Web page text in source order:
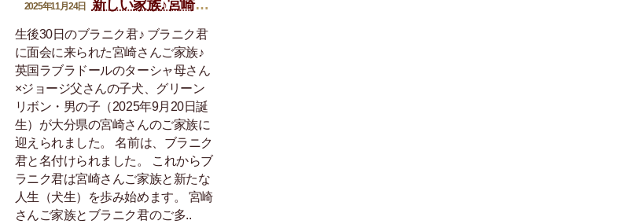
2025年11月24日 新しい家族♪宮崎ブラニク君
生後30日のブラニク君♪ ブラニク君
に面会に来られた宮崎さんご家族♪
英国ラブラドールのターシャ母さん
×ジョージ父さんの子犬、グリーン
リボン・男の子（2025年9月20日誕
生）が大分県の宮崎さんのご家族に
迎えられました。 名前は、ブラニク
君と名付けられました。 これからブ
ラニク君は宮崎さんご家族と新たな
人生（犬生）を歩み始めます。 宮崎
さんご家族とブラニク君のご多..